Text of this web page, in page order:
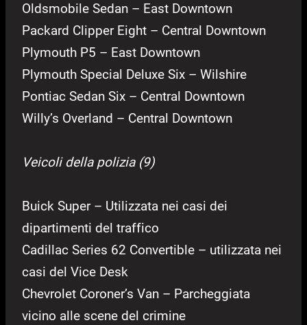
Oldsmobile Sedan – East Downtown
Packard Clipper Eight – Central Downtown
Plymouth P5 – East Downtown
Plymouth Special Deluxe Six – Wilshire
Pontiac Sedan Six – Central Downtown
Willy’s Overland – Central Downtown
Veicoli della polizia (9)
Buick Super – Utilizzata nei casi dei
dipartimenti del traffico
Cadillac Series 62 Convertible – utilizzata nei
casi del Vice Desk
Chevrolet Coroner’s Van – Parcheggiata
vicino alle scene del crimine